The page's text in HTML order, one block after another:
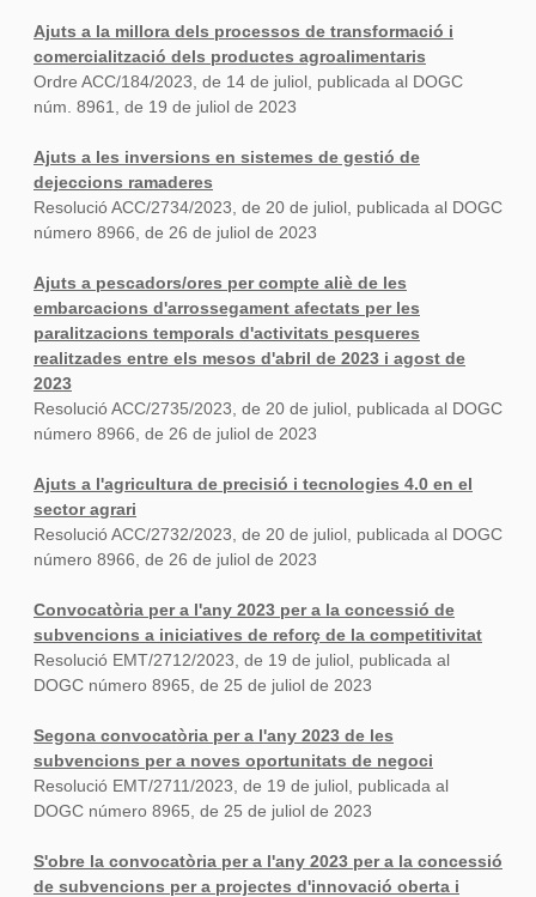
Ajuts a la millora dels processos de transformació i
comercialització dels productes agroalimentaris
Ordre ACC/184/2023, de 14 de juliol, publicada al DOGC
núm. 8961, de 19 de juliol de 2023
Ajuts a les inversions en sistemes de gestió de
dejeccions ramaderes
Resolució ACC/2734/2023, de 20 de juliol, publicada al DOGC
número 8966, de 26 de juliol de 2023
Ajuts a pescadors/ores per compte aliè de les
embarcacions d'arrossegament afectats per les
paralitzacions temporals d'activitats pesqueres
realitzades entre els mesos d'abril de 2023 i agost de
2023
Resolució ACC/2735/2023, de 20 de juliol, publicada al DOGC
número 8966, de 26 de juliol de 2023
Ajuts a l'agricultura de precisió i tecnologies 4.0 en el
sector agrari
Resolució ACC/2732/2023, de 20 de juliol, publicada al DOGC
número 8966, de 26 de juliol de 2023
Convocatòria per a l'any 2023 per a la concessió de
subvencions a iniciatives de reforç de la competitivitat
Resolució EMT/2712/2023, de 19 de juliol, publicada al
DOGC número 8965, de 25 de juliol de 2023
Segona convocatòria per a l'any 2023 de les
subvencions per a noves oportunitats de negoci
Resolució EMT/2711/2023, de 19 de juliol, publicada al
DOGC número 8965, de 25 de juliol de 2023
S'obre la convocatòria per a l'any 2023 per a la concessió
de subvencions per a projectes d'innovació oberta i